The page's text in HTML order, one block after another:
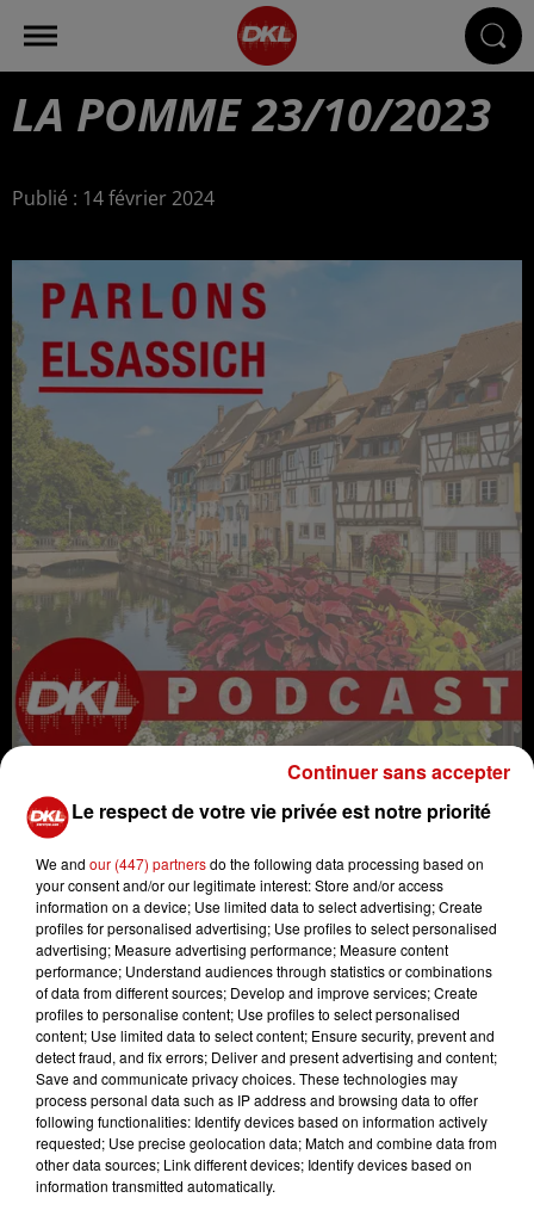
LA POMME 23/10/2023
Publié : 14 février 2024
humour radio
DIVERTISSEMENT
langue
alsace
elsass
Haut-Rhin
liberté
leçon
Parlons elsassisch
DKL
Dreyeckland
bas rhin
Radio DKL
Parlons Elsassich
Le respect de votre vie privée est notre priorité
We and our (447) partnersdo the following data processing based on
your consent and/or our legitimate interest: Store and/or access
information on a device; Use limited data to select advertising; Create
profiles for personalised advertising; Use profiles to select personalised
advertising; Measure advertising performance; Measure content
performance; Understand audiences through statistics or combinations
of data from different sources; Develop and improve services; Create
profiles to personalise content; Use profiles to select personalised
content; Use limited data to select content; Ensure security, prevent and
detect fraud, and fix errors; Deliver and present advertising and content;
Save and communicate privacy choices. These technologies may
process personal data such as IP address and browsing data to offer
following functionalities: Identify devices based on information actively
requested; Use precise geolocation data; Match and combine data from
other data sources; Link different devices; Identify devices based on
information transmitted automatically.
Continuer sans accepter